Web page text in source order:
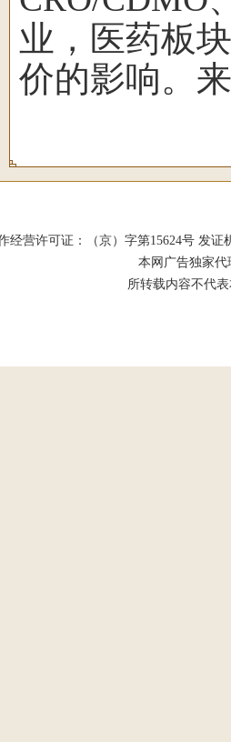
业，医药板
价的影响。
经营许可证：（京）字第15624号 发证
本网广告独家
所转载内容不代